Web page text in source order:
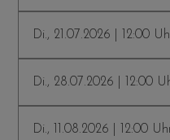
Di., 21.07.2026 | 12:00
Di., 28.07.2026 | 12:00
Di., 11.08.2026 | 12:00